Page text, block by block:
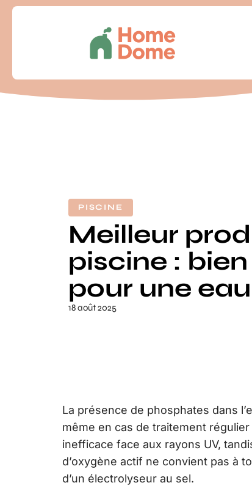
PISCINE
Meilleur
piscine :
pour une
18 août 2025
La présence de phosphates dans
même en cas de traitement
inefficace face aux rayons UV,
d’oxygène actif ne convient pas à
d’un électrolyseur au sel.